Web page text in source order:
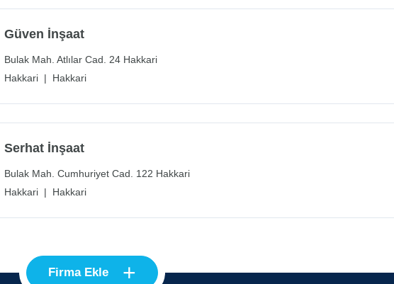
Güven İnşaat
Bulak Mah. Atlılar Cad. 24 Hakkari
Hakkari | Hakkari
Serhat İnşaat
Bulak Mah. Cumhuriyet Cad. 122 Hakkari
Hakkari | Hakkari
Firma Ekle +